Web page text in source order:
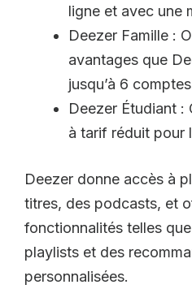
ligne et avec une
Deezer Famille :
avantages que
jusqu’à 6
Deezer Étudiant :
à tarif réduit pour
Deezer donne accès à
titres, des podcasts, et
fonctionnalités telles
playlists et des
personnalisées.